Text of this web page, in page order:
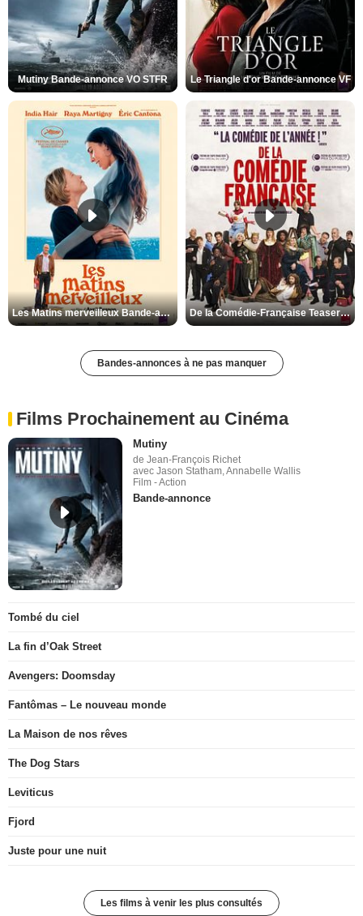
Mutiny Bande-annonce VO STFR Le Triangle d'or Bande-annonce VF
Les Matins merveilleux Bande-annonce VF De la Comédie-Française Teaser VF
Bandes-annonces à ne pas manquer
Films Prochainement au Cinéma
Mutiny
de Jean-François Richet
avec Jason Statham, Annabelle Wallis
Film - Action
Bande-annonce
Tombé du ciel
La fin d’Oak Street
Avengers: Doomsday
Fantômas – Le nouveau monde
La Maison de nos rêves
The Dog Stars
Leviticus
Fjord
Juste pour une nuit
Les films à venir les plus consultés